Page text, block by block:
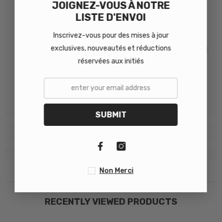
HM Propela HM Propela
RECENTLY VIEWED PRODUCTS
JOIGNEZ-VOUS À NOTRE
LISTE D'ENVOI
Inscrivez-vous pour des mises à jour
exclusives, nouveautés et réductions
réservées aux initiés
SUBMIT
Non Merci